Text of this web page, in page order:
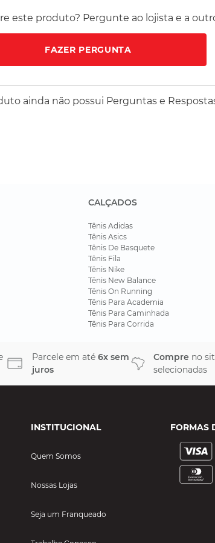
acompanham seu ritmo. A Mochila On
organização e desempenho em qualquer
este produto? Pergunte ao lojista e a
FAZER PERGUNTA
ainda não possui Perguntas e
CALÇADOS
Tênis Adidas
Tênis Asics
Tênis De Basquete
Tênis Fila
Tênis Nike
Tênis New Balance
Tênis On Running
Tênis Para Academia
Tênis Para Caminhada
Tênis Para Corrida
Parcele em até 6x sem
juros
Compre no
selecionadas
INSTITUCIONAL
Quem Somos
Nossas Lojas
Seja um Franqueado
FORMAS